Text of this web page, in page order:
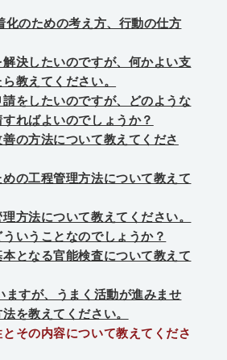
化のための考え方、行動の仕方
決したいのですが、何かよい支
教えてください。
をしたいのですが、どのような
ればよいのでしょうか？
の方法について教えてくださ
の工程管理方法について教えて
方法について教えてください。
ういうことなのでしょうか？
となる官能検査について教えて
ますが、うまく活動が進みませ
を教えてください。
その内容について教えてくださ